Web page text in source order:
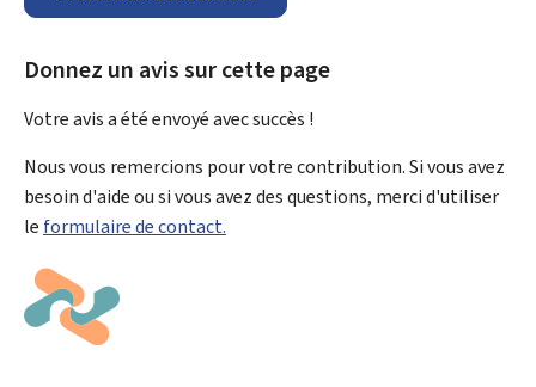
Donnez un avis sur cette page
Votre avis a été envoyé avecsuccès !
Nous vous remercions pour votre contribution. Si vous avez
besoin d'aide ou si vous avez des questions, merci d'utiliser
le formulaire de contact.